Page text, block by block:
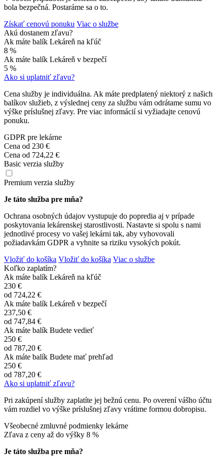
bola bezpečná. Postaráme sa o to.
Získať cenovú ponuku Viac o službe
Akú dostanem zľavu?
Ak máte balík Lekáreň na kľúč
8 %
Ak máte balík Lekáreň v bezpečí
5 %
Ako si uplatniť zľavu?
Cena služby je individuálna. Ak máte predplatený niektorý z našich
balíkov služieb, z výslednej ceny za službu vám odrátame sumu vo
výške príslušnej zľavy. Pre viac informácií si vyžiadajte cenovú
ponuku.
GDPR pre lekárne
Cena od 230 €
Cena od 724,22 €
Basic verzia služby
Premium verzia služby
Je táto služba pre mňa?
Ochrana osobných údajov vystupuje do popredia aj v prípade
poskytovania lekárenskej starostlivosti. Nastavte si spolu s nami
jednotlivé procesy vo vašej lekárni tak, aby vyhovovali
požiadavkám GDPR a vyhnite sa riziku vysokých pokút.
Vložiť do košíka Vložiť do košíka Viac o službe
Koľko zaplatím?
Ak máte balík Lekáreň na kľúč
230 €
od 724,22 €
Ak máte balík Lekáreň v bezpečí
237,50 €
od 747,84 €
Ak máte balík Budete vedieť
250 €
od 787,20 €
Ak máte balík Budete mať prehľad
250 €
od 787,20 €
Ako si uplatniť zľavu?
Pri zakúpení služby zaplatíte jej bežnú cenu. Po overení vášho účtu
vám rozdiel vo výške príslušnej zľavy vrátime formou dobropisu.
Všeobecné zmluvné podmienky lekárne
Zľava z ceny až do výšky 8 %
Je táto služba pre mňa?